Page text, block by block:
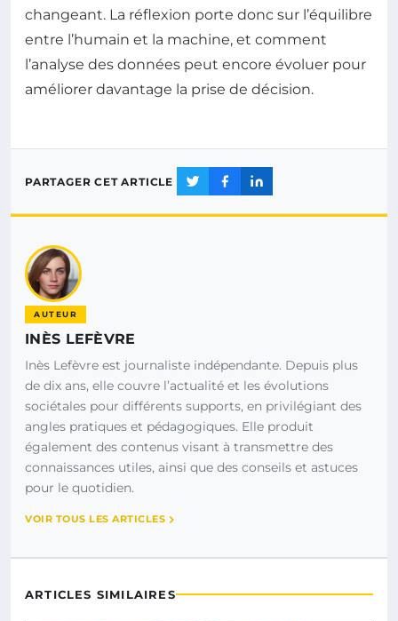
changeant. La réflexion porte donc sur l’équilibre
entre l’humain et la machine, et comment
l’analyse des données peut encore évoluer pour
améliorer davantage la prise de décision.
PARTAGER CET ARTICLE
AUTEUR
INÈS LEFÈVRE
Inès Lefèvre est journaliste indépendante. Depuis plus
de dix ans, elle couvre l’actualité et les évolutions
sociétales pour différents supports, en privilégiant des
angles pratiques et pédagogiques. Elle produit
également des contenus visant à transmettre des
connaissances utiles, ainsi que des conseils et astuces
pour le quotidien.
VOIR TOUS LES ARTICLES
ARTICLES SIMILAIRES